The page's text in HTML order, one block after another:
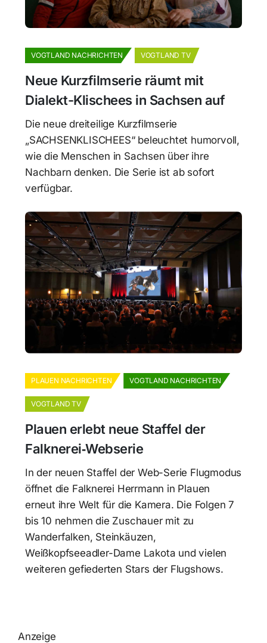
VOGTLAND NACHRICHTEN VOGTLAND TV
Neue Kurzfilmserie räumt mit
Dialekt-Klischees in Sachsen auf
Die neue dreiteilige Kurzfilmserie
„SACHSENKLISCHEES“ beleuchtet humorvoll,
wie die Menschen in Sachsen über ihre
Nachbarn denken. Die Serie ist ab sofort
verfügbar.
PLAUEN NACHRICHTEN VOGTLAND NACHRICHTEN
VOGTLAND TV
Plauen erlebt neue Staffel der
Falknerei‑Webserie
In der neuen Staffel der Web-Serie Flugmodus
öffnet die Falknerei Herrmann in Plauen
erneut ihre Welt für die Kamera. Die Folgen 7
bis 10 nehmen die Zuschauer mit zu
Wanderfalken, Steinkäuzen,
Weißkopfseeadler-Dame Lakota und vielen
weiteren gefiederten Stars der Flugshows.
Anzeige